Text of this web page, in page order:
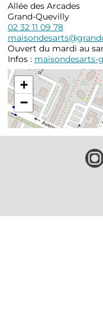
Allée des Arcades
Grand-Quevilly
02 32 11 09 78
Ouvert du mardi au
Infos : maisondesarts-
+
−